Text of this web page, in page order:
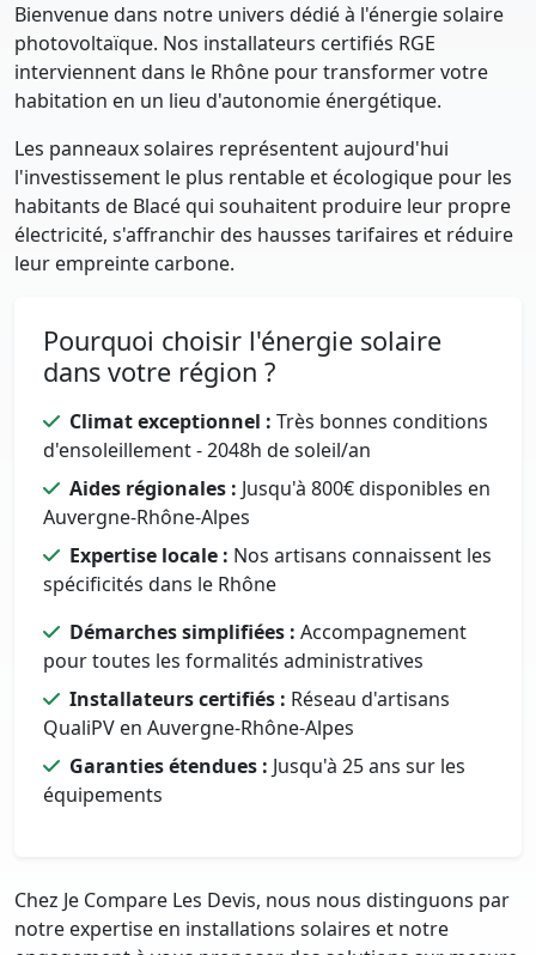
Bienvenue dans notre univers dédié à l'énergie solaire
photovoltaïque. Nos installateurs certifiés RGE
interviennent dans le Rhône pour transformer votre
habitation en un lieu d'autonomie énergétique.
Les panneaux solaires représentent aujourd'hui
l'investissement le plus rentable et écologique pour les
habitants de Blacé qui souhaitent produire leur propre
électricité, s'affranchir des hausses tarifaires et réduire
leur empreinte carbone.
Pourquoi choisir l'énergie solaire
dans votre région ?
Climat exceptionnel : Très bonnes conditions
d'ensoleillement - 2048h de soleil/an
Aides régionales : Jusqu'à 800€ disponibles en
Auvergne-Rhône-Alpes
Expertise locale : Nos artisans connaissent les
spécificités dans le Rhône
Démarches simplifiées : Accompagnement
pour toutes les formalités administratives
Installateurs certifiés : Réseau d'artisans
QualiPV en Auvergne-Rhône-Alpes
Garanties étendues : Jusqu'à 25 ans sur les
équipements
Chez Je Compare Les Devis, nous nous distinguons par
notre expertise en installations solaires et notre